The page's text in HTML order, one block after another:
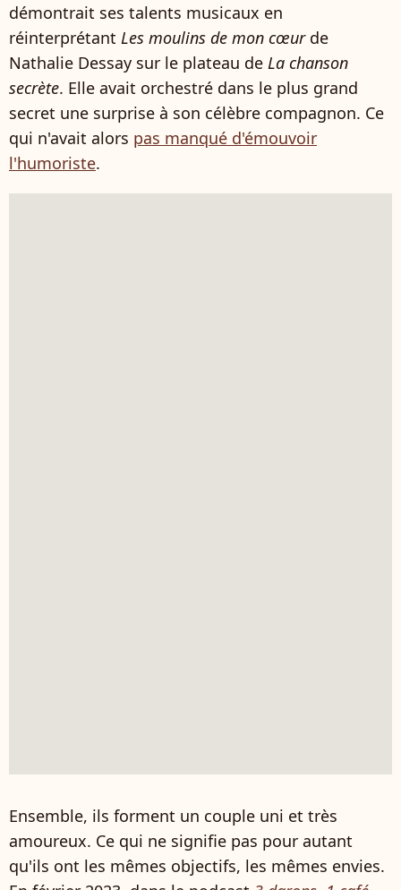
démontrait ses talents musicaux en
réinterprétant Les moulins de mon cœur de
Nathalie Dessay sur le plateau de La chanson
secrète. Elle avait orchestré dans le plus grand
secret une surprise à son célèbre compagnon. Ce
qui n'avait alors pas manqué d'émouvoir
l'humoriste.
Ensemble, ils forment un couple uni et très
amoureux. Ce qui ne signifie pas pour autant
qu'ils ont les mêmes objectifs, les mêmes envies.